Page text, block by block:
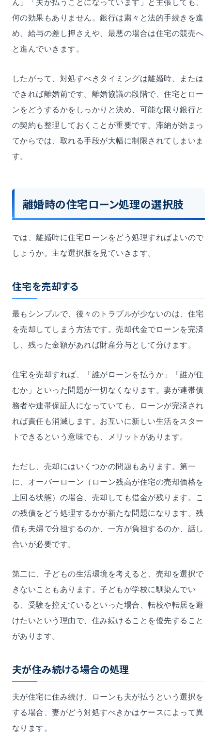
ん」「夫が払うことになっています」と主張しても、
何の効果もありません。銀行は粛々と法的手続きを進
め、給与の差し押さえや、最悪の場合は住宅の競売へ
と進んでいきます。
したがって、対処すべきタイミングは離婚時、または
できれば離婚前です。離婚協議の段階で、住宅とロー
ンをどうするかをしっかりと決め、可能な限り銀行と
の契約も整理しておくことが重要です。滞納が始まっ
てからでは、取れる手段が大幅に制限されてしまいま
す。
離婚時の住宅ローン処理の選択肢
では、離婚時に住宅ローンをどう処理すればよいので
しょうか。主な選択肢を見ていきます。
住宅を売却する
最もシンプルで、後々のトラブルが少ないのは、住宅
を売却してしまう方法です。売却代金でローンを完済
し、残った金額があれば財産分与として分けます。
住宅を売却すれば、「誰がローンを払うか」「誰が住
むか」といった問題が一切なくなります。妻が連帯債
務者や連帯保証人になっていても、ローンが完済され
れば責任も消滅します。お互いに新しい生活をスター
トできるという意味でも、メリットがあります。
ただし、売却にはいくつかの問題もあります。第一
に、オーバーローン（ローン残高が住宅の売却価格を
上回る状態）の場合、売却しても借金が残ります。こ
の残債をどう処理するかが新たな問題になります。残
債も夫婦で分担するのか、一方が負担するのか、話し
合いが必要です。
第二に、子どもの生活環境を考えると、売却を選択で
きないこともあります。子どもが学校に馴染んでい
る、受験を控えているといった場合、転校や転居を避
けたいという理由で、住み続けることを優先すること
があります。
夫が住み続ける場合の処理
夫が住宅に住み続け、ローンも夫が払うという選択を
する場合、妻がどう対処すべきかはケースによって異
なります。